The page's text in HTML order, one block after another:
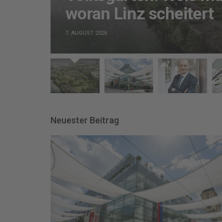
woran Linz scheitert
7. AUGUST 2026
Neuester Beitrag